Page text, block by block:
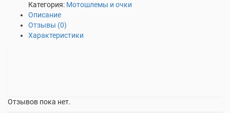
Категория: Мотошлемы и очки
Описание
Отзывы (0)
Характеристики
Отзывов пока нет.